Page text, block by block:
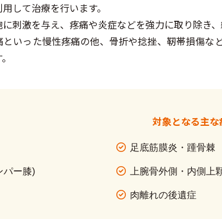
して治療を行います。
刺激を与え、疼痛や炎症などを強力に取り除き
といった慢性疼痛の他、骨折や捻挫、靭帯損傷
対象となる主
パー膝)
足底筋膜炎・踵骨棘
上腕骨外側・内側上
肉離れの後遺症